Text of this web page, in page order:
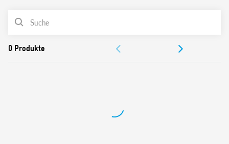
Integrierte Spulenanzeige und Schutzschaltung
Auslöseschelle
PRODUKTLISTE
ZULASSUNGEN